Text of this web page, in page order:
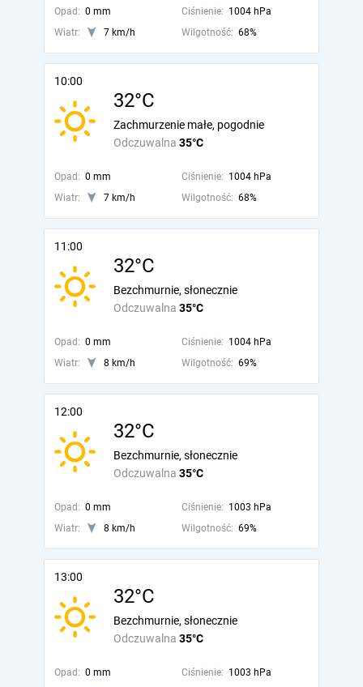
Opad: 0 mm Ciśnienie: 1004 hPa
Wiatr:
7 km/h Wilgotność: 68%
10:00
32°C
Odczuwalna 35°C
Zachmurzenie małe, pogodnie
Opad: 0 mm Ciśnienie: 1004 hPa
Wiatr:
7 km/h Wilgotność: 68%
11:00
32°C
Odczuwalna 35°C
Bezchmurnie, słonecznie
Opad: 0 mm Ciśnienie: 1004 hPa
Wiatr:
8 km/h Wilgotność: 69%
12:00
32°C
Odczuwalna 35°C
Bezchmurnie, słonecznie
Opad: 0 mm Ciśnienie: 1003 hPa
Wiatr:
8 km/h Wilgotność: 69%
13:00
32°C
Odczuwalna 35°C
Bezchmurnie, słonecznie
Opad: 0 mm Ciśnienie: 1003 hPa